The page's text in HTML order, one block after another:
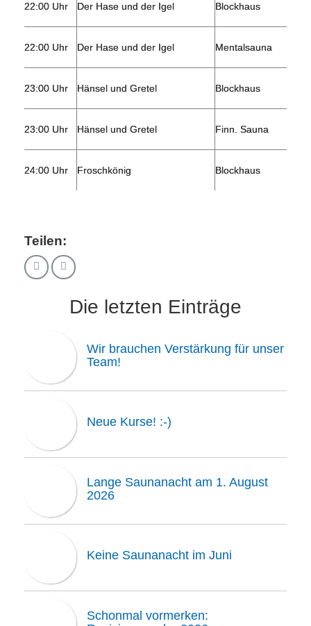
22:00 Uhr Der Hase und der Igel Blockhaus
22:00 Uhr Der Hase und der Igel Mentalsauna
23:00 Uhr Hänsel und Gretel Blockhaus
23:00 Uhr Hänsel und Gretel Finn. Sauna
24:00 Uhr Froschkönig Blockhaus
Teilen:
Die letzten Einträge
Wir brauchen Verstärkung für unser
Team!
Neue Kurse! :-)
Lange Saunanacht am 1. August
2026
Keine Saunanacht im Juni
Schonmal vormerken: